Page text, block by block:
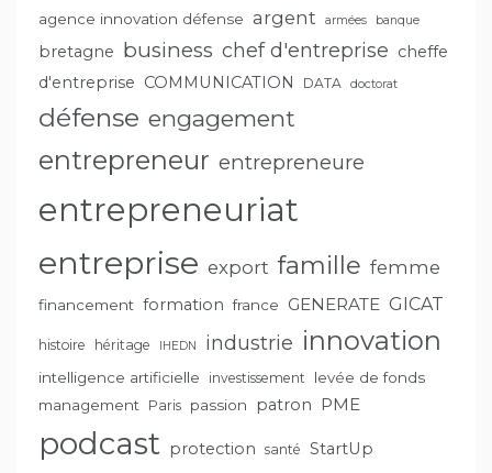
agence innovation défense argent armées banque
bretagne business chef d'entreprise cheffe
d'entreprise COMMUNICATION DATA doctorat
défense engagement
entrepreneur entrepreneure
entrepreneuriat
entreprise export famille femme
financement formation france GENERATE GICAT
histoire héritage IHEDN industrie innovation
intelligence artificielle investissement
levée de fonds
management
Paris passion patron PME
podcast protection santé StartUp